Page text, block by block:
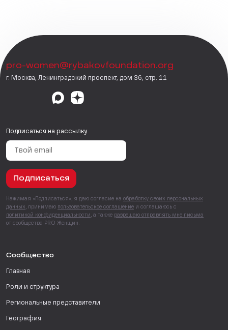
pro-women@rybakovfoundation.org
г. Москва, Ленинградский проспект, дом 36, стр. 11
Подписаться на рассылку
Подписаться
Нажимая «Подписаться», я даю согласие на обработку своих персональных
данных , принимаю пользовательское соглашение и соглашаюсь с
политикой конфиденциальности , а также разрешаю отправлять мне письма
от сообщества PRO Женщин.
Сообщество
Главная
Роли и структура
Региональные представители
География